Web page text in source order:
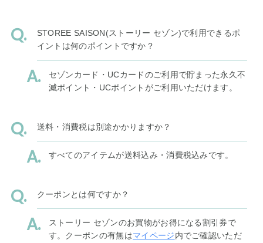
STOREE SAISON(ストーリー セゾン)で利用できるポ
イントは何のポイントですか？
セゾンカード・UCカードのご利用で貯まった永久不
滅ポイント・UCポイントがご利用いただけます。
送料・消費税は別途かかりますか？
すべてのアイテムが送料込み・消費税込みです。
クーポンとは何ですか？
ストーリー セゾンのお買物がお得になる割引券で
す。クーポンの有無はマイページ内でご確認いただ